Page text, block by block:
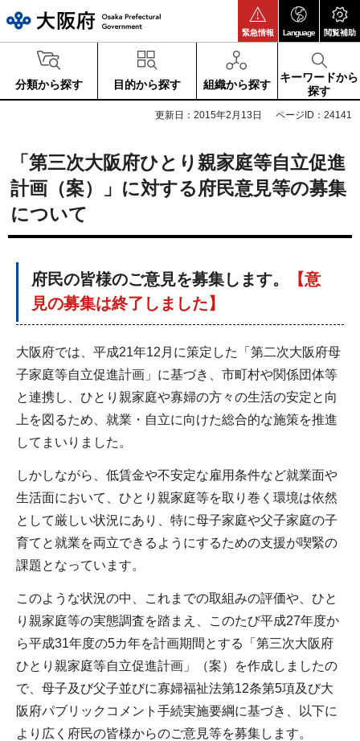
緊急情報 Language 閲覧補助
分類から探す 目的から探す 組織から探す
キーワードから
探す
更新日：2015年2月13日 ページID：24141
「第三次大阪府ひとり親家庭等自立促進
計画（案）」に対する府民意見等の募集
について
府民の皆様のご意見を募集します。
【意
見の募集は終了しました】
大阪府では、平成21年12月に策定した「第二次大阪府母
子家庭等自立促進計画」に基づき、市町村や関係団体等
と連携し、ひとり親家庭や寡婦の方々の生活の安定と向
上を図るため、就業・自立に向けた総合的な施策を推進
してまいりました。
しかしながら、低賃金や不安定な雇用条件など就業面や
生活面において、ひとり親家庭等を取り巻く環境は依然
として厳しい状況にあり、特に母子家庭や父子家庭の子
育てと就業を両立できるようにするための支援が喫緊の
課題となっています。
このような状況の中、これまでの取組みの評価や、ひと
り親家庭等の実態調査を踏まえ、このたび平成27年度か
ら平成31年度の5カ年を計画期間とする「第三次大阪府
ひとり親家庭等自立促進計画」（案）を作成しましたの
で、母子及び父子並びに寡婦福祉法第12条第5項及び大
阪府パブリックコメント手続実施要綱に基づき、以下に
より広く府民の皆様からのご意見等を募集します。